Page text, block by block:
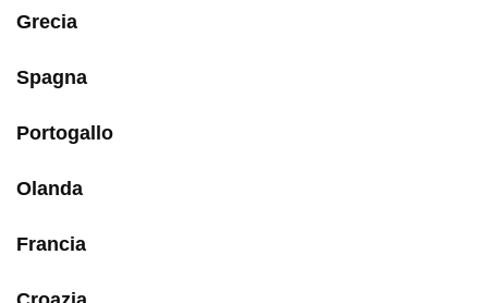
Grecia
Spagna
Portogallo
Olanda
Francia